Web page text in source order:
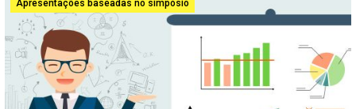
Apresentações baseadas no simpósio